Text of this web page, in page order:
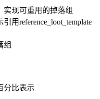
实现可重用的掉落组
用reference_loot_template
组
分比表示